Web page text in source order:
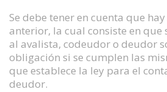
Se debe tener en cuenta que
anterior, la cual consiste en que
al avalista, codeudor o deudor
obligación si se cumplen las
que establece la ley para el
deudor.